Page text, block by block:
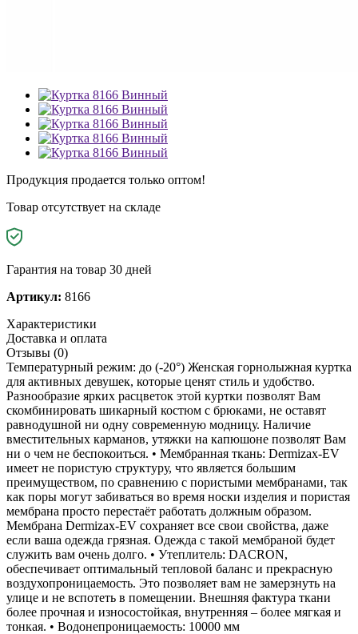
Продукция продается только оптом!
Товар отсутствует на складе
Гарантия на товар 30 дней
Артикул: 8166
Характеристики
Доставка и оплата
Отзывы (0)
Температурный режим: до (-20°) Женская горнолыжная куртка
для активных девушек, которые ценят стиль и удобство.
Разнообразие ярких расцветок этой куртки позволят Вам
скомбинировать шикарный костюм с брюками, не оставят
равнодушной ни одну современную модницу. Наличие
вместительных карманов, утяжки на капюшоне позволят Вам
ни о чем не беспокоиться. • Мембранная ткань: Dermizax-EV
имеет не пористую структуру, что является большим
преимуществом, по сравнению с пористыми мембранами, так
как поры могут забиваться во время носки изделия и пористая
мембрана просто перестаёт работать должным образом.
Мембрана Dermizax-EV сохраняет все свои свойства, даже
если ваша одежда грязная. Одежда с такой мембраной будет
служить вам очень долго. • Утеплитель: DACRON,
обеспечивает оптимальный тепловой баланс и прекрасную
воздухопроницаемость. Это позволяет вам не замерзнуть на
улице и не вспотеть в помещении. Внешняя фактура ткани
более прочная и износостойкая, внутренняя – более мягкая и
тонкая. • Водонепроницаемость: 10000 мм